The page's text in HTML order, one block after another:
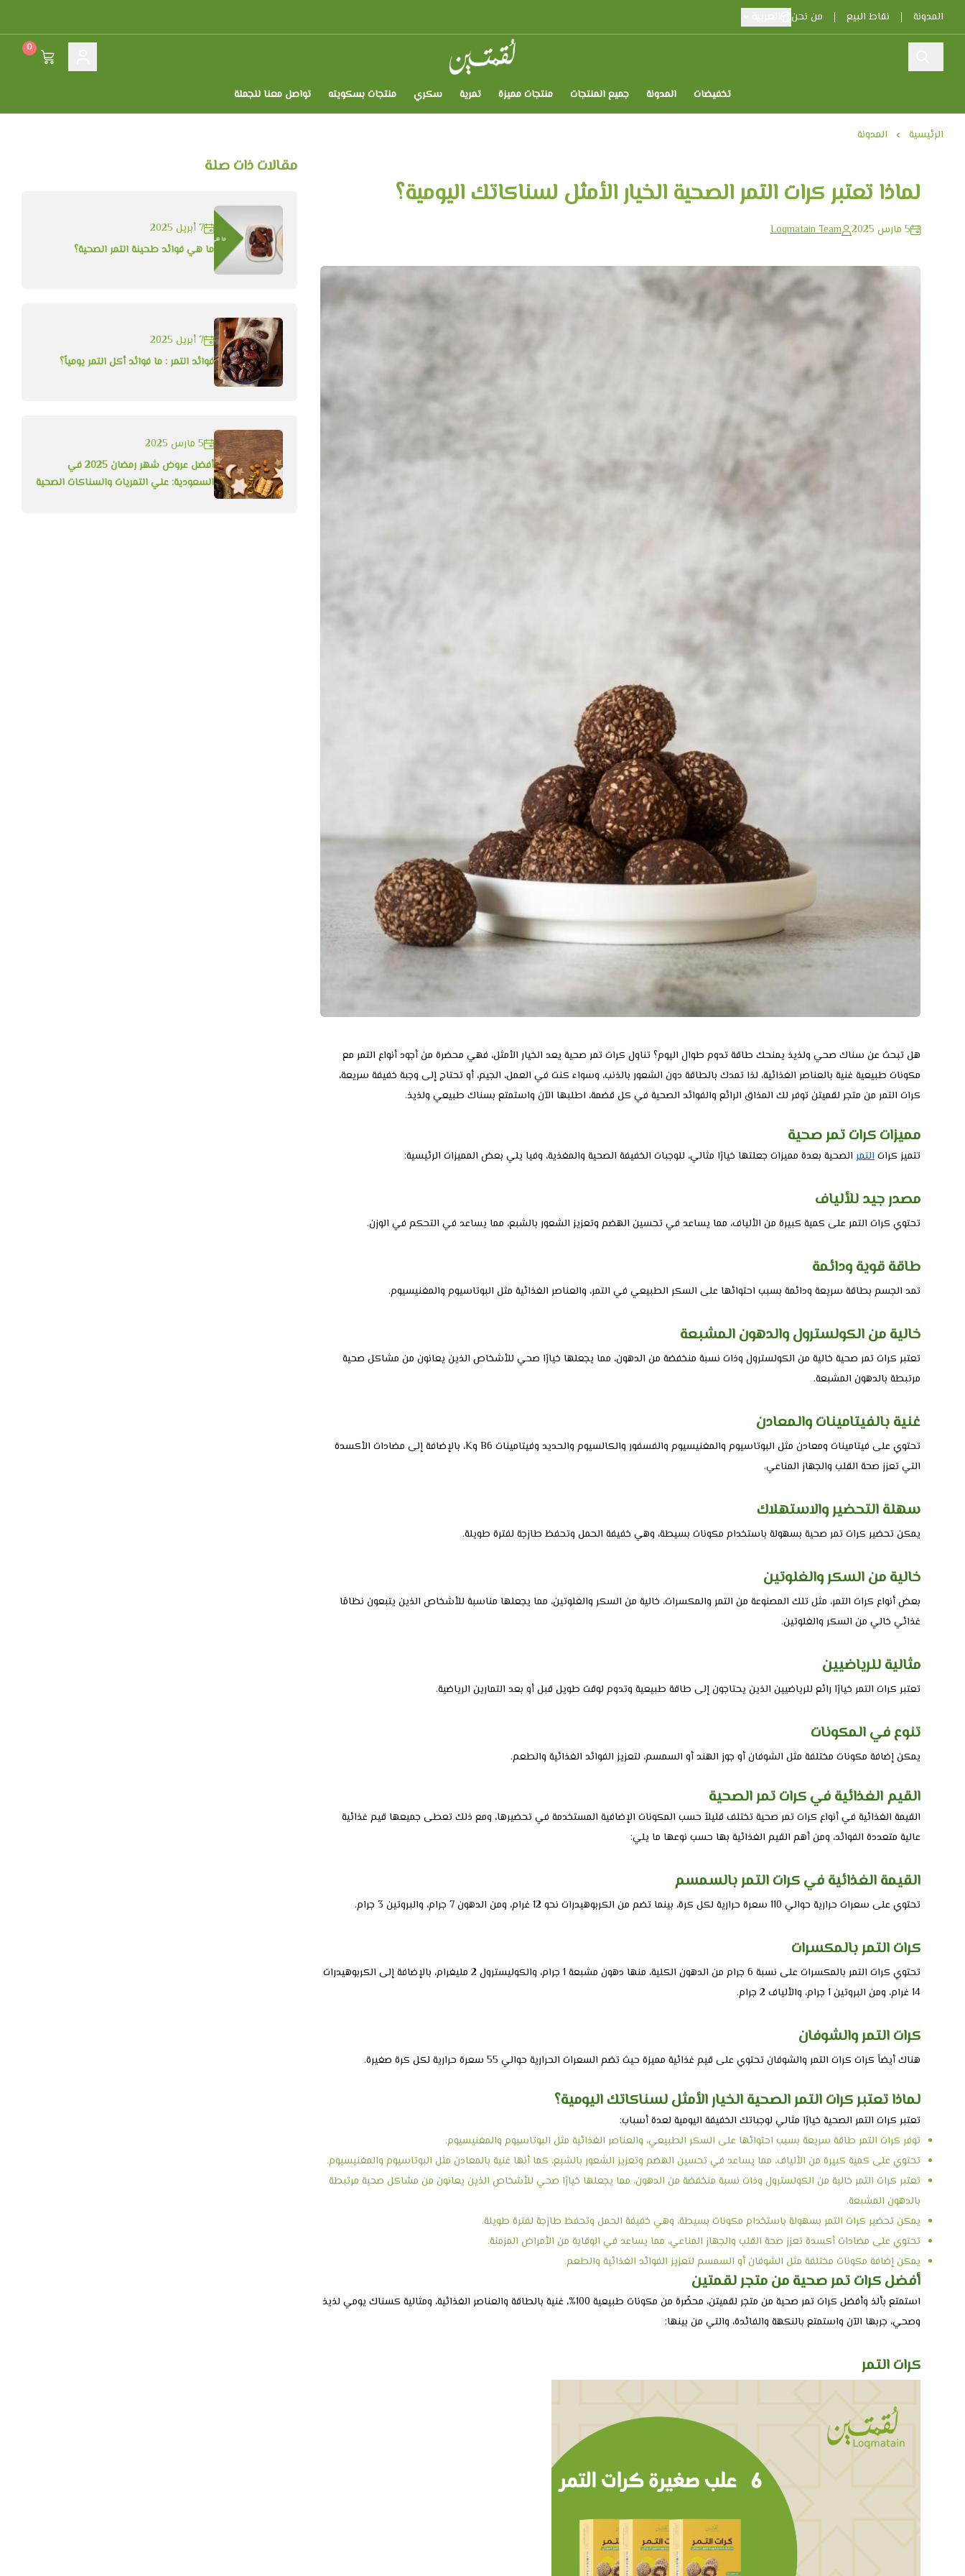
المدونة نقاط البيع من نحن
لقمتين
0
تخفيضات المدونة جميع المنتجات منتجات مميزة تمرية سكري منتجات بسكويته تواصل معنا للجملة
الرئيسية المدونة
لماذا تعتبر كرات التمر الصحية الخيار الأمثل لسناكاتك اليومية؟
5 مارس 2025 Loqmatain Team
هل تبحث عن سناك صحي ولذيذ يمنحك طاقة تدوم طوال اليوم؟ تناول كرات تمر صحية يعد الخيار الأمثل، فهي محضرة من أجود أنواع التمر مع
مكونات طبيعية غنية بالعناصر الغذائية، لذا تمدك بالطاقة دون الشعور بالذنب، وسواء كنت في العمل، الجيم، أو تحتاج إلى وجبة خفيفة سريعة،
كرات التمر من متجر لقميتن توفر لك المذاق الرائع والفوائد الصحية في كل قضمة، اطلبها الآن واستمتع بسناك طبيعي ولذيذ.
مميزات كرات تمر صحية
تتميز كراتالتمر الصحية بعدة مميزات جعلتها خيارًا مثالي، للوجبات الخفيفة الصحية والمغذية، وفيا يلي بعض المميزات الرئيسية:
مصدر جيد للألياف
تحتوي كرات التمر على كمية كبيرة من الألياف، مما يساعد في تحسين الهضم وتعزيز الشعور بالشبع، مما يساعد في التحكم في الوزن.
طاقة قوية ودائمة
تمد الجسم بطاقة سريعة ودائمة بسبب احتوائها على السكر الطبيعي في التمر، والعناصر الغذائية مثل البوتاسيوم والمغنيسيوم.
خالية من الكولسترول والدهون المشبعة
تعتبر كرات تمر صحية خالية من الكولسترول وذات نسبة منخفضة من الدهون، مما يجعلها خيارًا صحي للأشخاص الذين يعانون من مشاكل صحية
مرتبطة بالدهون المشبعة.
غنية بالفيتامينات والمعادن
تحتوي على فيتامينات ومعادن مثل البوتاسيوم والمغنيسيوم والفسفور والكالسيوم والحديد وفيتامينات B6 وK، بالإضافة إلى مضادات الأكسدة
التي تعزز صحة القلب والجهاز المناعي.
سهلة التحضير والاستهلاك
يمكن تحضير كرات تمر صحية بسهولة باستخدام مكونات بسيطة، وهي خفيفة الحمل وتحفظ طازجة لفترة طويلة.
خالية من السكر والغلوتين
بعض أنواع كرات التمر، مثل تلك المصنوعة من التمر والمكسرات، خالية من السكر والغلوتين، مما يجعلها مناسبة للأشخاص الذين يتبعون نظامًا
غذائي خالي من السكر والغلوتين.
مثالية للرياضيين
تعتبر كرات التمر خيارًا رائع للرياضيين الذين يحتاجون إلى طاقة طبيعية وتدوم لوقت طويل قبل أو بعد التمارين الرياضية.
تنوع في المكونات
يمكن إضافة مكونات مختلفة مثل الشوفان أو جوز الهند أو السمسم، لتعزيز الفوائد الغذائية والطعم.
القيم الغذائية في كرات تمر الصحية
القيمة الغذائية في أنواع كرات تمر صحية تختلف قليلاً حسب المكونات الإضافية المستخدمة في تحضيرها، ومع ذلك تعطى جميعها قيم غذائية
عالية متعددة الفوائد، ومن أهم القيم الغذائية بها حسب نوعها ما يلي:
القيمة الغذائية في كرات التمر بالسمسم
تحتوي على سعرات حرارية حوالي 110 سعرة حرارية لكل كرة، بينما تضم من الكربوهيدرات نحو 12 غرام، ومن الدهون 7 جرام، والبروتين 3 جرام.
كرات التمر بالمكسرات
تحتوي كرات التمر بالمكسرات على نسبة 6 جرام من الدهون الكلية، منها دهون مشبعة 1 جرام، والكوليسترول 2 مليغرام، بالإضافة إلى الكربوهيدرات
14 غرام، ومن البروتين 1 جرام، والألياف 2 جرام.
كرات التمر والشوفان
هناك أيضاً كرات كرات التمر والشوفان تحتوي على قيم غذائية مميزة حيث تضم السعرات الحرارية حوالي 55 سعرة حرارية لكل كرة صغيرة.
لماذا تعتبر كرات التمر الصحية الخيار الأمثل لسناكاتك اليومية؟
تعتبر كرات التمر الصحية خيارًا مثالي لوجباتك الخفيفة اليومية لعدة أسباب:
توفر كرات التمر طاقة سريعة بسبب احتوائها على السكر الطبيعي، والعناصر الغذائية مثل البوتاسيوم والمغنيسيوم.
تحتوي على كمية كبيرة من الألياف، مما يساعد في تحسين الهضم وتعزيز الشعور بالشبع، كما أنها غنية بالمعادن مثل البوتاسيوم والمغنيسيوم.
تعتبر كرات التمر خالية من الكولسترول وذات نسبة منخفضة من الدهون، مما يجعلها خيارًا صحي للأشخاص الذين يعانون من مشاكل صحية مرتبطة
بالدهون المشبعة.
يمكن تحضير كرات التمر بسهولة باستخدام مكونات بسيطة، وهي خفيفة الحمل وتحفظ طازجة لفترة طويلة.
تحتوي على مضادات أكسدة تعزز صحة القلب والجهاز المناعي، مما يساعد في الوقاية من الأمراض المزمنة.
يمكن إضافة مكونات مختلفة مثل الشوفان أو السمسم لتعزيز الفوائد الغذائية والطعم.
أفضل كرات تمر صحية من متجر لقمتين
استمتع بألذ وأفضل كرات تمر صحية من متجر لقميتن، محضّرة من مكونات طبيعية 100%، غنية بالطاقة والعناصر الغذائية، ومثالية كسناك يومي لذيذ
وصحي، جربها الآن واستمتع بالنكهة والفائدة، والتي من بينها:
كرات التمر
مقالات ذات صلة
7 أبريل 2025
ما هي فوائد طحينة التمر الصحية؟
7 أبريل 2025
فوائد التمر : ما فوائد أكل التمر يومياً؟
5 مارس 2025
أفضل عروض شهر رمضان 2025 في
السعودية: علي التمريات والسناكات الصحية